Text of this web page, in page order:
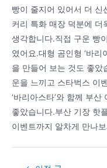
빵이 줄지어 있어서 더 신
커리 특화 매장 덕분에 더
생각합니다.직접 구운 빵
였어요.대형 곰인형 ‘바리
을 만들어 보는 것도 좋았
운을 느끼고 스타벅스 이
‘바리아스타’와 함께 부
좋았습니다.부산 기장 핫
이벤트까지 알차게 만나
Post